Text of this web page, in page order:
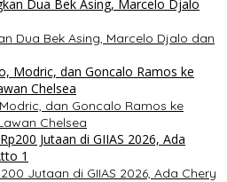
Dua Bek Asing, Marcelo Djalo dan
dan Goncalo Ramos ke
Chelsea
Jutaan di GIIAS 2026, Ada Chery